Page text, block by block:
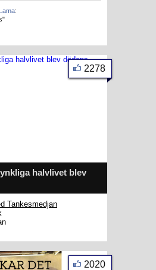
:
halvlivet blev
2278
Tankesmedjan
2020